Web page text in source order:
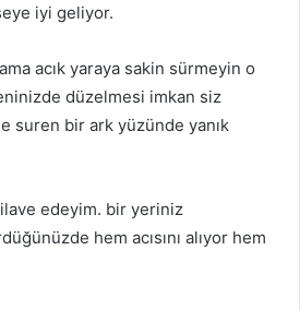
iyi geliyor.
acık yaraya sakin sürmeyin o
düzelmesi imkan siz
suren bir ark yüzünde yanık
ilave edeyim. bir yeriniz
hem acısını alıyor hem